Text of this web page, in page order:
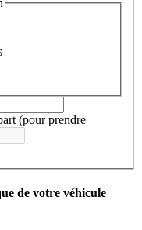
(pour prendre
de votre véhicule